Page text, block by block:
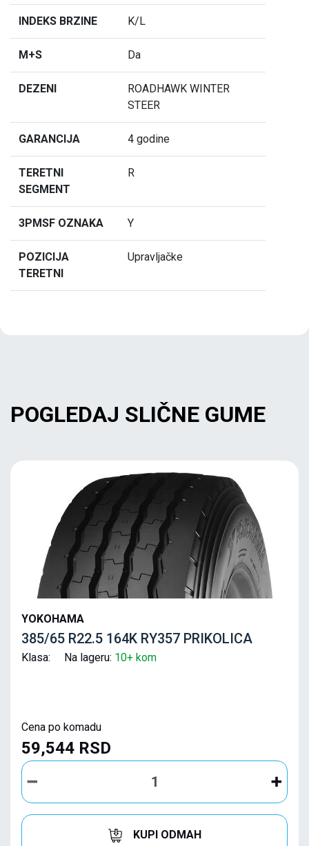
INDEKS BRZINE K/L
M+S Da
DEZENI
ROADHAWK WINTER
STEER
GARANCIJA 4 godine
TERETNI
SEGMENT
R
3PMSF OZNAKA Y
POZICIJA
TERETNI
Upravljačke
POGLEDAJ SLIČNE GUME
YOKOHAMA
385/65 R22.5 164K RY357 PRIKOLICA
Klasa: Na lageru: 10+ kom
Cena po komadu
59,544 RSD
KUPI ODMAH